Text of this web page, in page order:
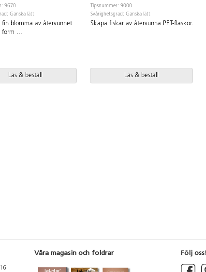
9670
Ganska lätt
fin blomma av återvunnet
form ...
Läs & beställ
Tipsnummer: 9000
Svårighetsgrad: Ganska lätt
Skapa fiskar av återvunna PET-flaskor.
Läs & beställ
Våra magasin och foldrar Följ oss!